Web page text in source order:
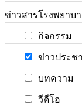
ข่าวสารโรงพยาบ
กิจกรรม
ข่าวประช
บทความ
วีดีโอ